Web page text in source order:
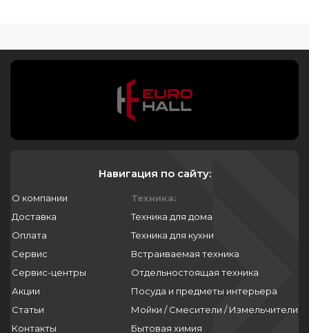
Навигация по сайту:
О компании
Доставка
Оплата
Сервис
Сервис-центры
Акции
Статьи
Контакты
Техника:
Техника для дома
Техника для кухни
Встраиваемая техника
Отдельностоящая техника
Посуда и предметы интерьера
Мойки / Смесители / Измельчители
Бытовая химия